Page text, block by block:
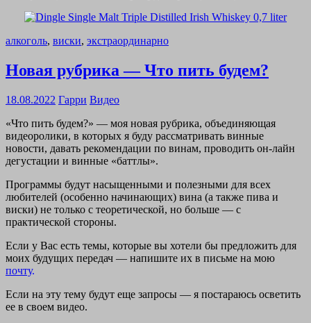
алкоголь, виски, экстраординарно
Новая рубрика — Что пить будем?
18.08.2022 Гарри Видео
«Что пить будем?» — моя новая рубрика, объединяющая
видеоролики, в которых я буду рассматривать винные
новости, давать рекомендации по винам, проводить он-лайн
дегустации и винные «баттлы».
Программы будут насыщенными и полезными для всех
любителей (особенно начинающих) вина (а также пива и
виски) не только с теоретической, но больше — с
практической стороны.
Если у Вас есть темы, которые вы хотели бы предложить для
моих будущих передач — напишите их в письме на мою
почту.
Если на эту тему будут еще запросы — я постараюсь осветить
ее в своем видео.